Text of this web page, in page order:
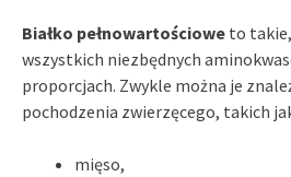
Białko pełnowartościowe to
wszystkich niezbędnych
proporcjach. Zwykle można je
pochodzenia zwierzęcego, takich
mięso,